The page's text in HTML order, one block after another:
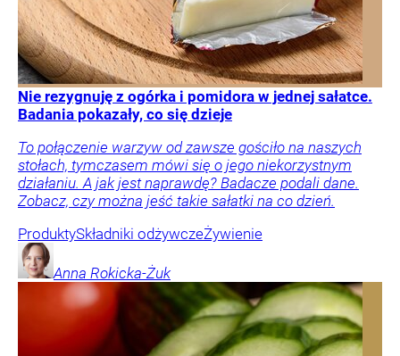
Nie rezygnuję z ogórka i pomidora w jednej sałatce.
Badania pokazały, co się dzieje
To połączenie warzyw od zawsze gościło na naszych
stołach, tymczasem mówi się o jego niekorzystnym
działaniu. A jak jest naprawdę? Badacze podali dane.
Zobacz, czy można jeść takie sałatki na co dzień.
ProduktySkładniki odżywczeŻywienie
Anna Rokicka-Żuk